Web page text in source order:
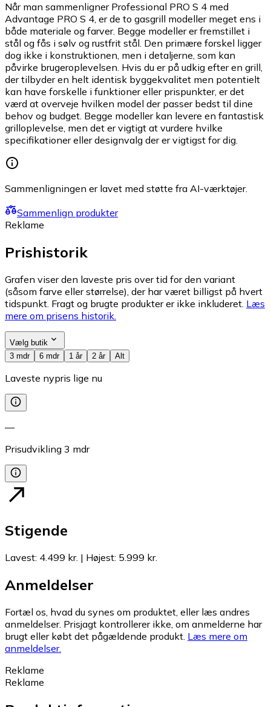
Når man sammenligner Professional PRO S 4 med
Advantage PRO S 4, er de to gasgrill modeller meget ens i
både materiale og farver. Begge modeller er fremstillet i
stål og fås i sølv og rustfrit stål. Den primære forskel ligger
dog ikke i konstruktionen, men i detaljerne, som kan
påvirke brugeroplevelsen. Hvis du er på udkig efter en grill,
der tilbyder en helt identisk byggekvalitet men potentielt
kan have forskelle i funktioner eller prispunkter, er det
værd at overveje hvilken model der passer bedst til dine
behov og budget. Begge modeller kan levere en fantastisk
grilloplevelse, men det er vigtigt at vurdere hvilke
specifikationer eller designvalg der er vigtigst for dig.
Sammenligningen er lavet med støtte fra AI-værktøjer.
Sammenlign produkter
Reklame
Prishistorik
Grafen viser den laveste pris over tid for den variant
(såsom farve eller størrelse), der har været billigst på hvert
tidspunkt. Fragt og brugte produkter er ikke inkluderet. Læs
mere om prisens historik.
Vælg butik
3 mdr
6 mdr 1 år 2 år Alt
Laveste nypris lige nu
—
Prisudvikling 3 mdr
Stigende
Lavest: 4.499 kr. | Højest: 5.999 kr.
Anmeldelser
Fortæl os, hvad du synes om produktet, eller læs andres
anmeldelser. Prisjagt kontrollerer ikke, om anmelderne har
brugt eller købt det pågældende produkt. Læs mere om
anmeldelser.
Reklame
Reklame